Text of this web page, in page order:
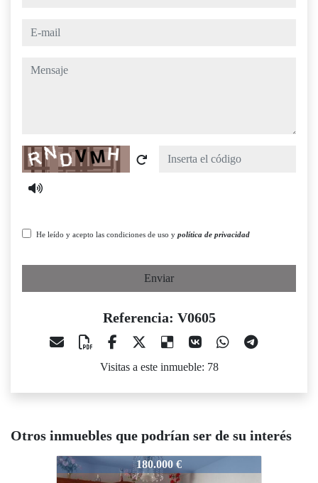
e-mail
mensaje
Captcha
He leído y acepto las condiciones de uso y política de privacidad
Enviar
Referencia: V0605
Visitas a este inmueble: 78
Otros inmuebles que podrían ser de su interés
V0605
180.000 €
V0605